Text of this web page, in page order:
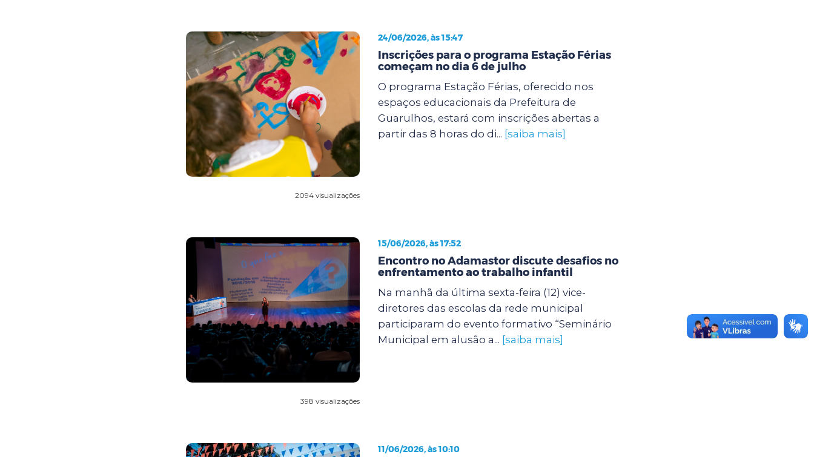
2094 visualizações
24/06/2026, às 15:47
Inscrições para o programa Estação Férias
começam no dia 6 de julho
O programa Estação Férias, oferecido nos
espaços educacionais da Prefeitura de
Guarulhos, estará com inscrições abertas a
partir das 8 horas do di... [saiba mais]
398 visualizações
15/06/2026, às 17:52
Encontro no Adamastor discute desafios no
enfrentamento ao trabalho infantil
Na manhã da última sexta-feira (12) vice-
diretores das escolas da rede municipal
participaram do evento formativo “Seminário
Municipal em alusão a... [saiba mais]
11/06/2026, às 10:10